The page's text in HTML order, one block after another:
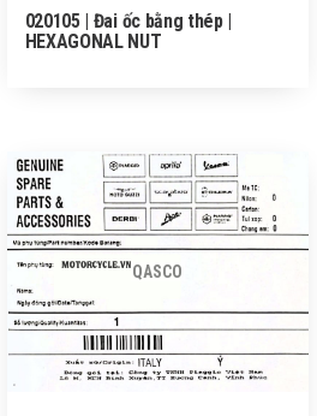
020105 | Đai ốc bằng thép |
HEXAGONAL NUT
QASCO